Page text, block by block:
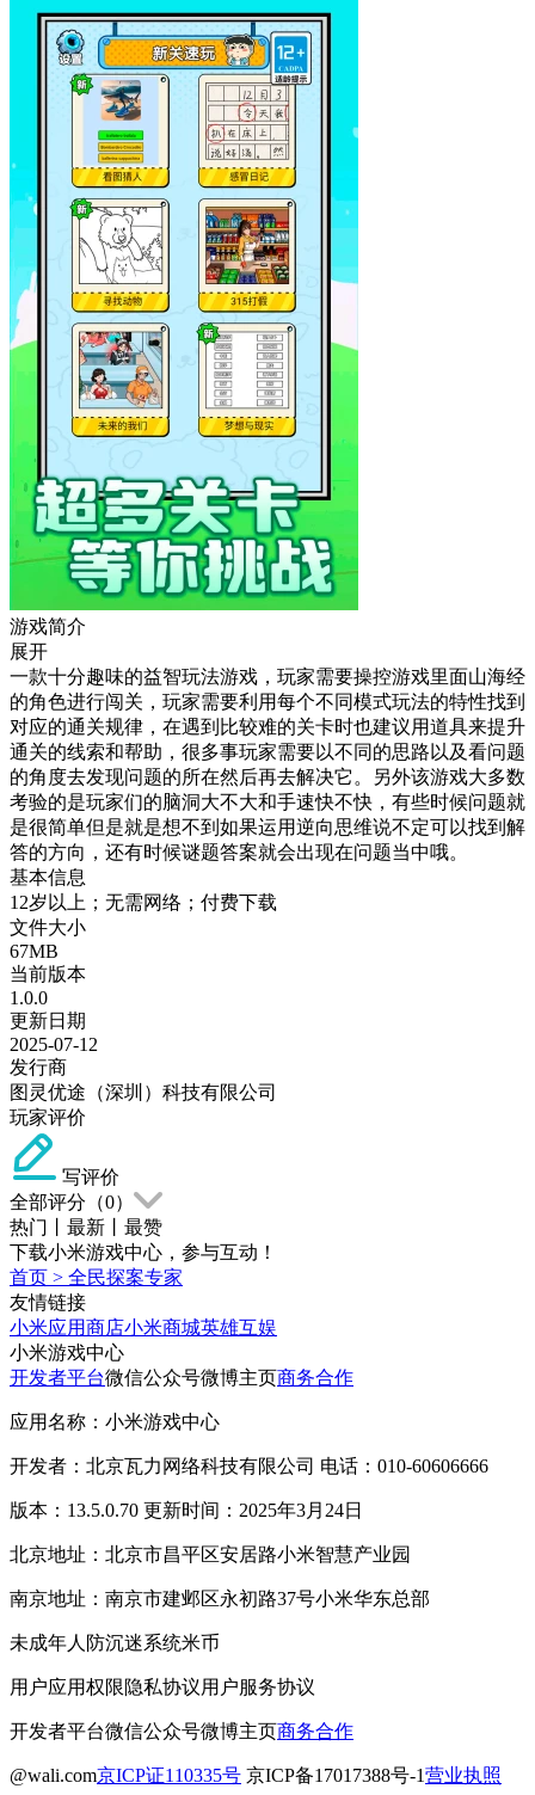
游戏简介
展开
一款十分趣味的益智玩法游戏，玩家需要操控游戏里面山海经
的角色进行闯关，玩家需要利用每个不同模式玩法的特性找到
对应的通关规律，在遇到比较难的关卡时也建议用道具来提升
通关的线索和帮助，很多事玩家需要以不同的思路以及看问题
的角度去发现问题的所在然后再去解决它。另外该游戏大多数
考验的是玩家们的脑洞大不大和手速快不快，有些时候问题就
是很简单但是就是想不到如果运用逆向思维说不定可以找到解
答的方向，还有时候谜题答案就会出现在问题当中哦。
基本信息
12岁以上；无需网络；付费下载
文件大小
67MB
当前版本
1.0.0
更新日期
2025-07-12
发行商
图灵优途（深圳）科技有限公司
玩家评价
写评价
全部评分（0）
热门
最新
最赞
下载小米游戏中心，参与互动！
首页 > 全民探案专家
友情链接
小米应用商店小米商城英雄互娱
小米游戏中心
开发者平台微信公众号微博主页商务合作
应用名称：小米游戏中心
开发者：北京瓦力网络科技有限公司 电话：010-60606666
版本：13.5.0.70 更新时间：2025年3月24日
北京地址：北京市昌平区安居路小米智慧产业园
南京地址：南京市建邺区永初路37号小米华东总部
未成年人防沉迷系统米币
用户应用权限隐私协议用户服务协议
开发者平台微信公众号微博主页商务合作
@wali.com京ICP证110335号 京ICP备17017388号-1营业执照